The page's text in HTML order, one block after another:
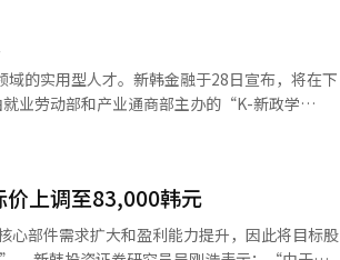
上线10天内账户数超过10万，一个月内突破
合账户。用户可以利用银行存取款账户中的资金
韩超级SOL推出以来，MAU和新会员数均在增
生活的综合平台的成长潜力。我们将持续增强服
。”※ 本报道经人工智能（AI）系统翻译与编
的实用型人才。新韩金融于28日宣布，将在下
业劳动部和产业通商部主办的“K-新政学
新韩金融在职业高中就业定制课程“新韩职业
括编程、数据库、金融工程及AI转型等职业教
集团公司数字专家参与的密切指导和黑客松优
的训练津贴。在培训期间，若获得数字和金融相
价上调至83,000韩元
心部件需求扩大和盈利能力提升，因此将目标股